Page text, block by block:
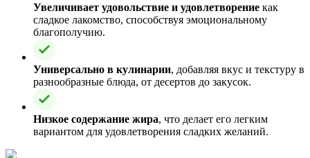
Увеличивает удовольствие и удовлетворение как
сладкое лакомство, способствуя эмоциональному
благополучию.
Универсально в кулинарии, добавляя вкус и текстуру в
разнообразные блюда, от десертов до закусок.
Низкое содержание жира, что делает его легким
вариантом для удовлетворения сладких желаний.